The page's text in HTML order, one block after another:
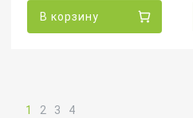
В корзину
1 2 3 4